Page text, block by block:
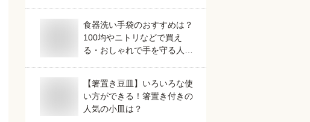
食器洗い手袋のおすすめは？
100均やニトリなどで買え
る・おしゃれで手を守る人気
【箸置き豆皿】いろいろな使
い方ができる！箸置き付きの
人気の小皿は？